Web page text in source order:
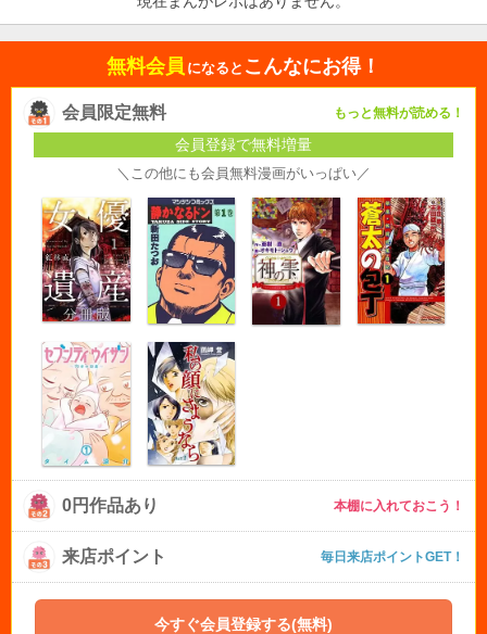
無料会員 になると こんなにお得！
会員限定無料 もっと無料が読める！
会員登録で無料増量
＼この他にも会員無料漫画がいっぱい／
0円作品あり 本棚に入れておこう！
来店ポイント 毎日来店ポイントGET！
今すぐ会員登録する(無料)